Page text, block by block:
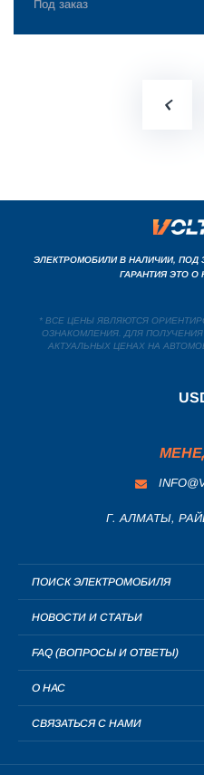
Под заказ
ЭЛЕКТРОМОБИЛИ В НАЛИЧИИ, ПОД
ГАРАНТИЯ ЭТО
* ВСЕ ЦЕНЫ ЯВЛЯЮТСЯ
ОЗНАКОМЛЕНИЯ. ДЛЯ
АКТУАЛЬНЫХ ЦЕНАХ НА
Г. АЛМАТЫ,
ПОИСК ЭЛЕКТРОМОБИЛЯ
НОВОСТИ И СТАТЬИ
FAQ (ВОПРОСЫ И ОТВЕТЫ)
О НАС
СВЯЗАТЬСЯ С НАМИ